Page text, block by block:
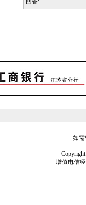
回答:
如需
增值电信